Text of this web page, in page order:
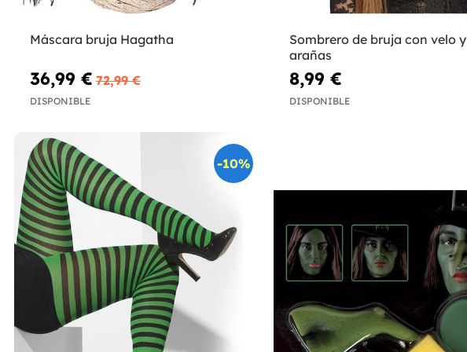
Máscara bruja Hagatha
36,99 € 72,99 €
DISPONIBLE
Sombrero de bruja con velo y
arañas
8,99 €
DISPONIBLE
-10%